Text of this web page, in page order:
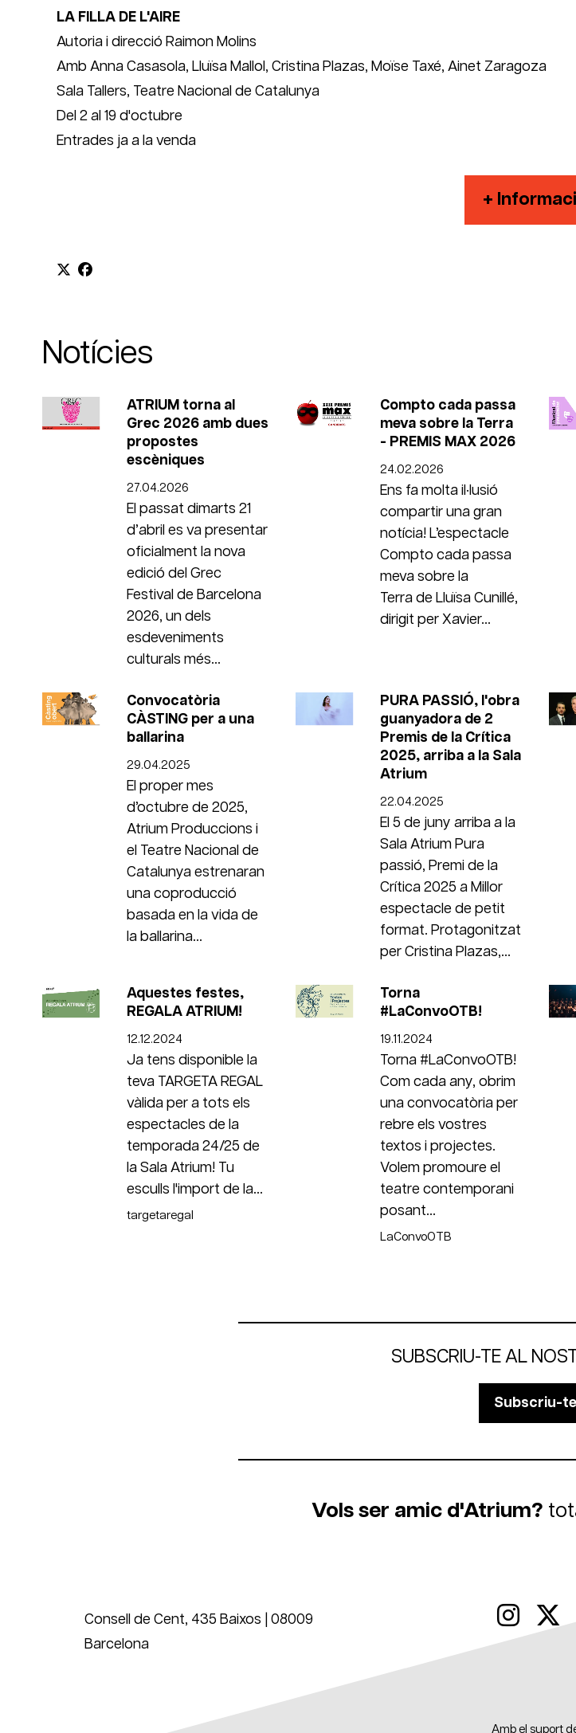
LA FILLA DE L'AIRE
Autoria i direcció Raimon Molins
Amb Anna Casasola, Lluïsa Mallol, Cristina Plazas, Moïse Taxé, Ainet Zaragoza
Sala Tallers, Teatre Nacional de Catalunya
Del 2 al 19 d'octubre
Entrades ja a la venda
+
Notícies
ATRIUM torna al
Grec 2026 amb dues
propostes
escèniques
27.04.2026
El passat dimarts 21
d’abril es va presentar
oficialment la nova
edició del Grec
Festival de Barcelona
2026, un dels
esdeveniments
culturals més...
Compto cada passa
meva sobre la Terra
- PREMIS MAX 2026
24.02.2026
Ens fa molta il·lusió
compartir una gran
notícia! L’espectacle
Compto cada passa
meva sobre la
Terra de Lluïsa Cunillé,
dirigit per Xavier...
Convocatòria
CÀSTING per a una
ballarina
29.04.2025
El proper mes
d’octubre de 2025,
Atrium Produccions i
el Teatre Nacional de
Catalunya estrenaran
una coproducció
basada en la vida de
la ballarina...
PURA PASSIÓ, l'obra
guanyadora de 2
Premis de la Crítica
2025, arriba a la Sala
Atrium
22.04.2025
El 5 de juny arriba a la
Sala Atrium Pura
passió, Premi de la
Crítica 2025 a Millor
espectacle de petit
format. Protagonitzat
per Cristina Plazas,...
Aquestes festes,
REGALA ATRIUM!
12.12.2024
Ja tens disponible la
teva TARGETA REGAL
vàlida per a tots els
espectacles de la
temporada 24/25 de
la Sala Atrium! Tu
esculls l'import de la...
targetaregal
Torna
#LaConvoOTB!
19.11.2024
Torna #LaConvoOTB!
Com cada any, obrim
una convocatòria per
rebre els vostres
textos i projectes.
Volem promoure el
teatre contemporani
posant...
LaConvoOTB
SUBSCRIU-TE AL
Subscriu-te
Vols ser amic d'Atrium?
Consell de Cent, 435 Baixos | 08009
Barcelona
Link
Amb el suport